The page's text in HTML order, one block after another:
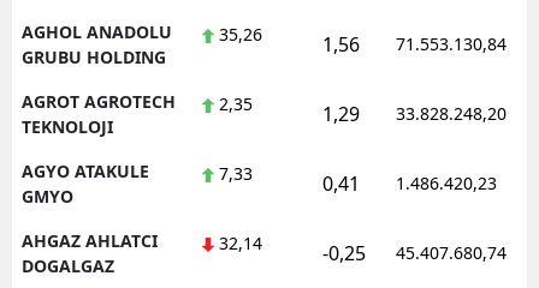
AGHOL ANADOLU
GRUBU HOLDING
35,26 1,56 71.553.130,84
AGROT AGROTECH
TEKNOLOJI
2,35 1,29 33.828.248,20
AGYO ATAKULE
GMYO
7,33 0,41 1.486.420,23
AHGAZ AHLATCI
DOGALGAZ
32,14 -0,25 45.407.680,74